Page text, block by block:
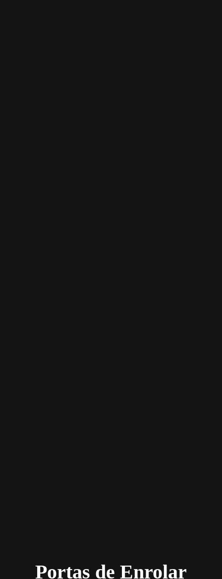
Portas de Enrolar